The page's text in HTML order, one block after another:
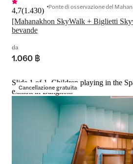
[Mahanakhon SkyWalk + Biglietti
bevande
4,7(1.430) Ponte di osservazione del
da
1.060 ฿
Cancellazione gratuita
Slide 1 of 1, Children playing in the
exhibit in Bangkok.